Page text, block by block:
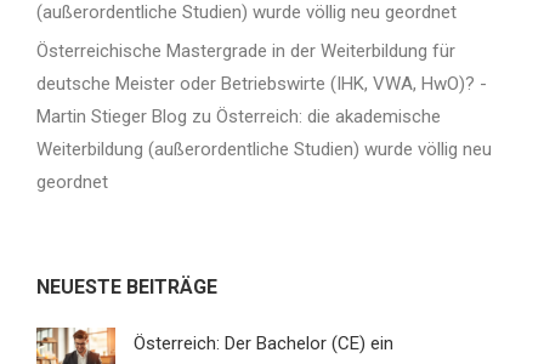
(außerordentliche Studien) wurde völlig neu geordnet
Österreichische Mastergrade in der Weiterbildung für
deutsche Meister oder Betriebswirte (IHK, VWA, HwO)? -
Martin Stieger Blog zu Österreich: die akademische
Weiterbildung (außerordentliche Studien) wurde völlig neu
geordnet
NEUESTE BEITRÄGE
Österreich: Der Bachelor (CE) ein